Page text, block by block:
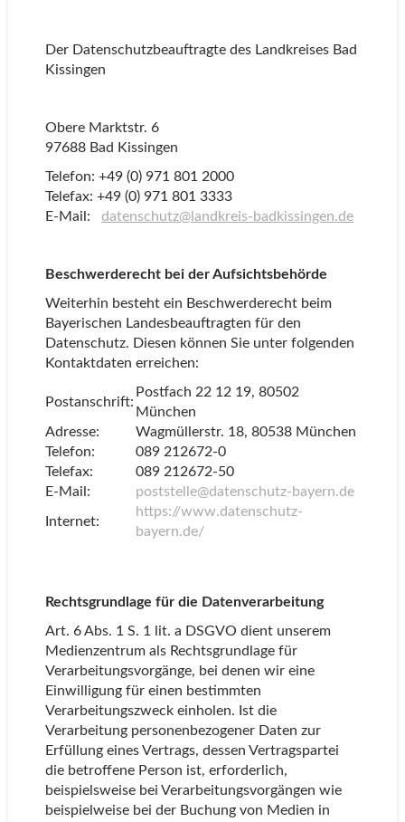
Der Datenschutzbeauftragte des Landkreises Bad
Kissingen
Obere Marktstr. 6
97688 Bad Kissingen
Telefon: +49 (0) 971 801 2000
Telefax: +49 (0) 971 801 3333
E-Mail: datenschutz@landkreis-badkissingen.de
Beschwerderecht bei der Aufsichtsbehörde
Weiterhin besteht ein Beschwerderecht beim
Bayerischen Landesbeauftragten für den
Datenschutz. Diesen können Sie unter folgenden
Kontaktdaten erreichen:
Postanschrift:
Postfach 22 12 19, 80502
München
Adresse:
Wagmüllerstr. 18, 80538 München
Telefon:
089 212672-0
Telefax:
089 212672-50
E-Mail:
poststelle@datenschutz-bayern.de
Internet:
https://www.datenschutz-
bayern.de/
Rechtsgrundlage für die Datenverarbeitung
Art. 6 Abs. 1 S. 1 lit. a DSGVO dient unserem
Medienzentrum als Rechtsgrundlage für
Verarbeitungsvorgänge, bei denen wir eine
Einwilligung für einen bestimmten
Verarbeitungszweck einholen. Ist die
Verarbeitung personenbezogener Daten zur
Erfüllung eines Vertrags, dessen Vertragspartei
die betroffene Person ist, erforderlich,
beispielsweise bei Verarbeitungsvorgängen wie
beispielweise bei der Buchung von Medien in